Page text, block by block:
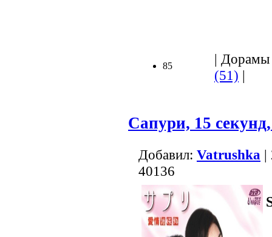
85
|
(51) |
Сапури, 15
Добавил: Vatrushka |
40136